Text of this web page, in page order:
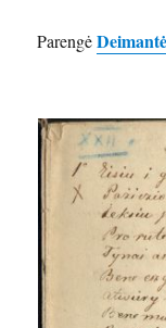
Parengė